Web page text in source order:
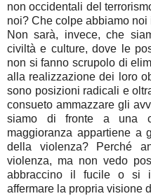
non occidentali del
noi? Che colpe abbiamo noi
Non sarà, invece, che
civiltà e culture, dove le
non si fanno scrupolo di
alla realizzazione dei loro
sono posizioni radicali e
consueto ammazzare gli
siamo di fronte a una
maggioranza appartiene a
della violenza? Perché
violenza, ma non vedo
abbraccino il fucile o si
affermare la propria visione